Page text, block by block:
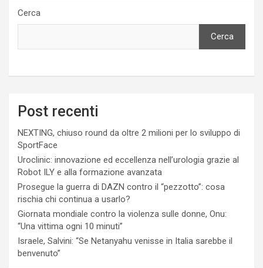
Cerca
Cerca
Post recenti
NEXTING, chiuso round da oltre 2 milioni per lo sviluppo di
SportFace
Uroclinic: innovazione ed eccellenza nell’urologia grazie al
Robot ILY e alla formazione avanzata
Prosegue la guerra di DAZN contro il “pezzotto”: cosa
rischia chi continua a usarlo?
Giornata mondiale contro la violenza sulle donne, Onu:
“Una vittima ogni 10 minuti”
Israele, Salvini: “Se Netanyahu venisse in Italia sarebbe il
benvenuto”